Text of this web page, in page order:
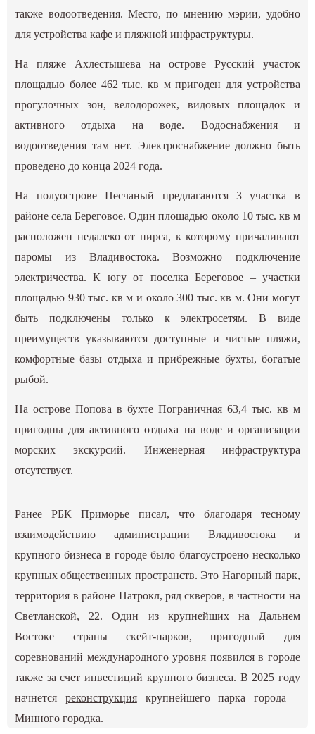
также водоотведения. Место, по мнению мэрии, удобно
для устройства кафе и пляжной инфраструктуры.
На пляже Ахлестышева на острове Русский участок
площадью более 462 тыс. кв м пригоден для устройства
прогулочных зон, велодорожек, видовых площадок и
активного отдыха на воде. Водоснабжения и
водоотведения там нет. Электроснабжение должно быть
проведено до конца 2024 года.
На полуострове Песчаный предлагаются 3 участка в
районе села Береговое. Один площадью около 10 тыс. кв м
расположен недалеко от пирса, к которому причаливают
паромы из Владивостока. Возможно подключение
электричества. К югу от поселка Береговое – участки
площадью 930 тыс. кв м и около 300 тыс. кв м. Они могут
быть подключены только к электросетям. В виде
преимуществ указываются доступные и чистые пляжи,
комфортные базы отдыха и прибрежные бухты, богатые
рыбой.
На острове Попова в бухте Пограничная 63,4 тыс. кв м
пригодны для активного отдыха на воде и организации
морских экскурсий. Инженерная инфраструктура
отсутствует.
Ранее РБК Приморье писал, что благодаря тесному
взаимодействию администрации Владивостока и
крупного бизнеса в городе было благоустроено несколько
крупных общественных пространств. Это Нагорный парк,
территория в районе Патрокл, ряд скверов, в частности на
Светланской, 22. Один из крупнейших на Дальнем
Востоке страны скейт-парков, пригодный для
соревнований международного уровня появился в городе
также за счет инвестиций крупного бизнеса. В 2025 году
начнется реконструкциякрупнейшего парка города –
Минного городка.